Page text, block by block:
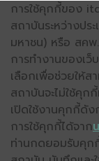
การใช้คุกกี้ของ
สถาบันระหว่างปร
มหาชน) หรือ สค
การทำงานของเว็
เลือกเพื่อช่วยให้
สถาบันจะไม่ใช้คุ
เปิดใช้งานคุกกี้ดั
การใช้คุกกี้ได้จาก
ท่านกดยอมรับคุก